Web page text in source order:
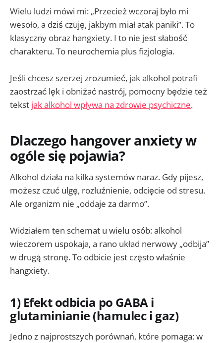
Wielu ludzi mówi mi: „Przecież wczoraj było mi
wesoło, a dziś czuję, jakbym miał atak paniki”. To
klasyczny obraz hangxiety. I to nie jest słabość
charakteru. To neurochemia plus fizjologia.
Jeśli chcesz szerzej zrozumieć, jak alkohol potrafi
zaostrzać lęk i obniżać nastrój, pomocny będzie też
tekst jak alkohol wpływa na zdrowie psychiczne.
Dlaczego hangover anxiety w
ogóle się pojawia?
Alkohol działa na kilka systemów naraz. Gdy pijesz,
możesz czuć ulgę, rozluźnienie, odcięcie od stresu.
Ale organizm nie „oddaje za darmo”.
Widziałem ten schemat u wielu osób: alkohol
wieczorem uspokaja, a rano układ nerwowy „odbija”
w drugą stronę. To odbicie jest często właśnie
hangxiety.
1) Efekt odbicia po GABA i
glutaminianie (hamulec i gaz)
Jedno z najprostszych porównań, które pomaga: w